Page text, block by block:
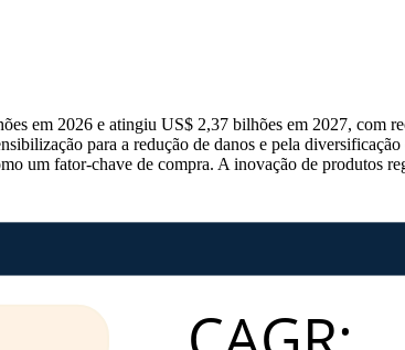
em 2026 e atingiu US$ 2,37 bilhões em 2027, com
para a redução de danos e pela
um fator-chave de compra. A inovação de produtos